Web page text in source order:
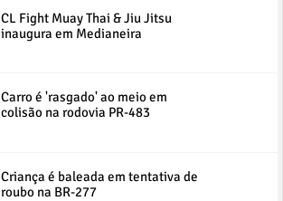
CL Fight Muay Thai & Jiu Jitsu
inaugura em Medianeira
Carro é 'rasgado' ao meio em
colisão na rodovia PR-483
Criança é baleada em tentativa de
roubo na BR-277